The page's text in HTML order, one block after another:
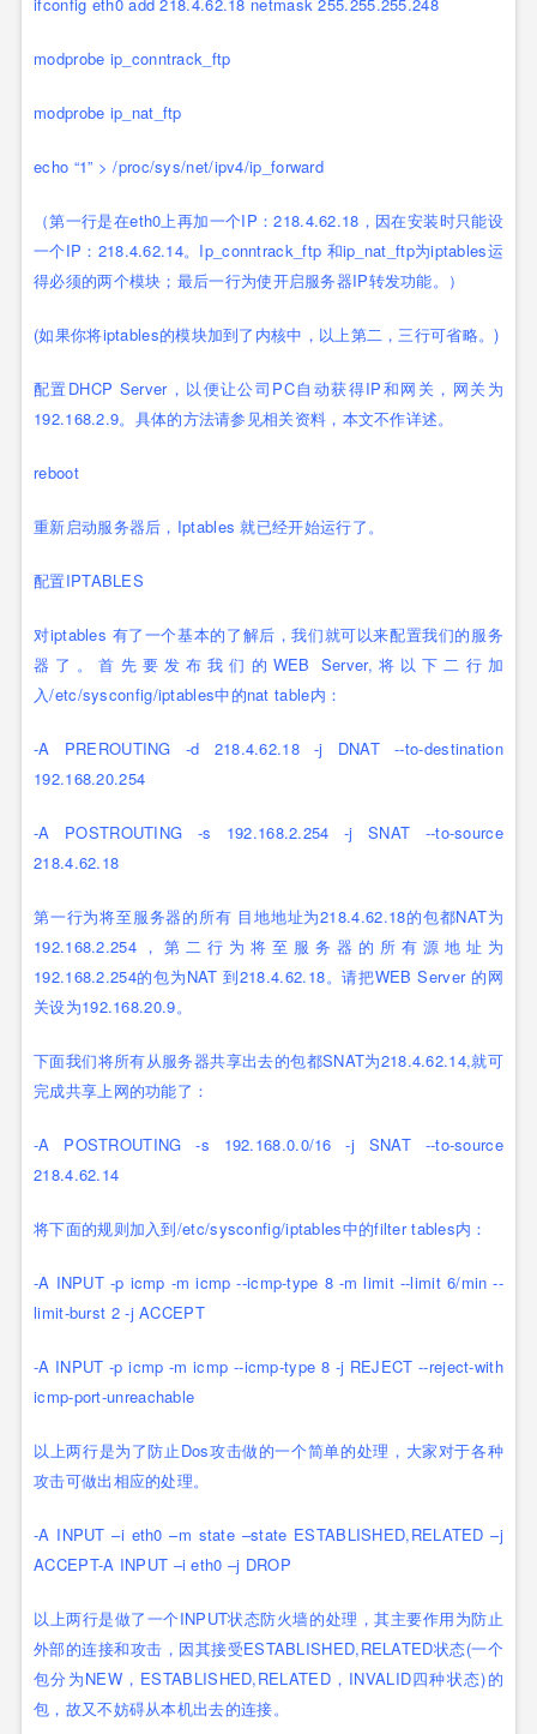
modprobe ip_conntrack_ftp
modprobe ip_nat_ftp
echo “1” > /proc/sys/net/ipv4/ip_forward
（第一行是在eth0上再加一个IP：218.4.62.18，因在安装时只能设
一个IP：218.4.62.14。Ip_conntrack_ftp 和ip_nat_ftp为iptables运
得必须的两个模块；最后一行为使开启服务器IP转发功能。）
(如果你将iptables的模块加到了内核中，以上第二，三行可省略。)
配置DHCP Server，以便让公司PC自动获得IP和网关，网关为
192.168.2.9。具体的方法请参见相关资料，本文不作详述。
reboot
重新启动服务器后，Iptables 就已经开始运行了。
配置IPTABLES
对iptables 有了一个基本的了解后，我们就可以来配置我们的服务
器了。首先要发布我们的WEB Server,将以下二行加
入/etc/sysconfig/iptables中的nat table内：
-A PREROUTING -d 218.4.62.18 -j DNAT --to-destination
192.168.20.254
-A POSTROUTING -s 192.168.2.254 -j SNAT --to-source
218.4.62.18
第一行为将至服务器的所有 目地地址为218.4.62.18的包都NAT为
192.168.2.254，第二行为将至服务器的所有源地址为
192.168.2.254的包为NAT 到218.4.62.18。请把WEB Server 的网
关设为192.168.20.9。
下面我们将所有从服务器共享出去的包都SNAT为218.4.62.14,就可
完成共享上网的功能了：
-A POSTROUTING -s 192.168.0.0/16 -j SNAT --to-source
218.4.62.14
将下面的规则加入到/etc/sysconfig/iptables中的filter tables内：
-A INPUT -p icmp -m icmp --icmp-type 8 -m limit --limit 6/min --
limit-burst 2 -j ACCEPT
-A INPUT -p icmp -m icmp --icmp-type 8 -j REJECT --reject-with
icmp-port-unreachable
以上两行是为了防止Dos攻击做的一个简单的处理，大家对于各种
攻击可做出相应的处理。
-A INPUT –i eth0 –m state –state ESTABLISHED,RELATED –j
ACCEPT-A INPUT –i eth0 –j DROP
以上两行是做了一个INPUT状态防火墙的处理，其主要作用为防止
外部的连接和攻击，因其接受ESTABLISHED,RELATED状态(一个
包分为NEW，ESTABLISHED,RELATED，INVALID四种状态)的
包，故又不妨碍从本机出去的连接。